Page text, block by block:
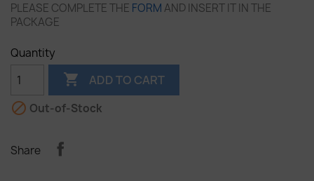
PLEASE COMPLETE THE FORM AND INSERT IT IN THE
PACKAGE
Quantity
 ADD TO CART
 Out-of-Stock
Share